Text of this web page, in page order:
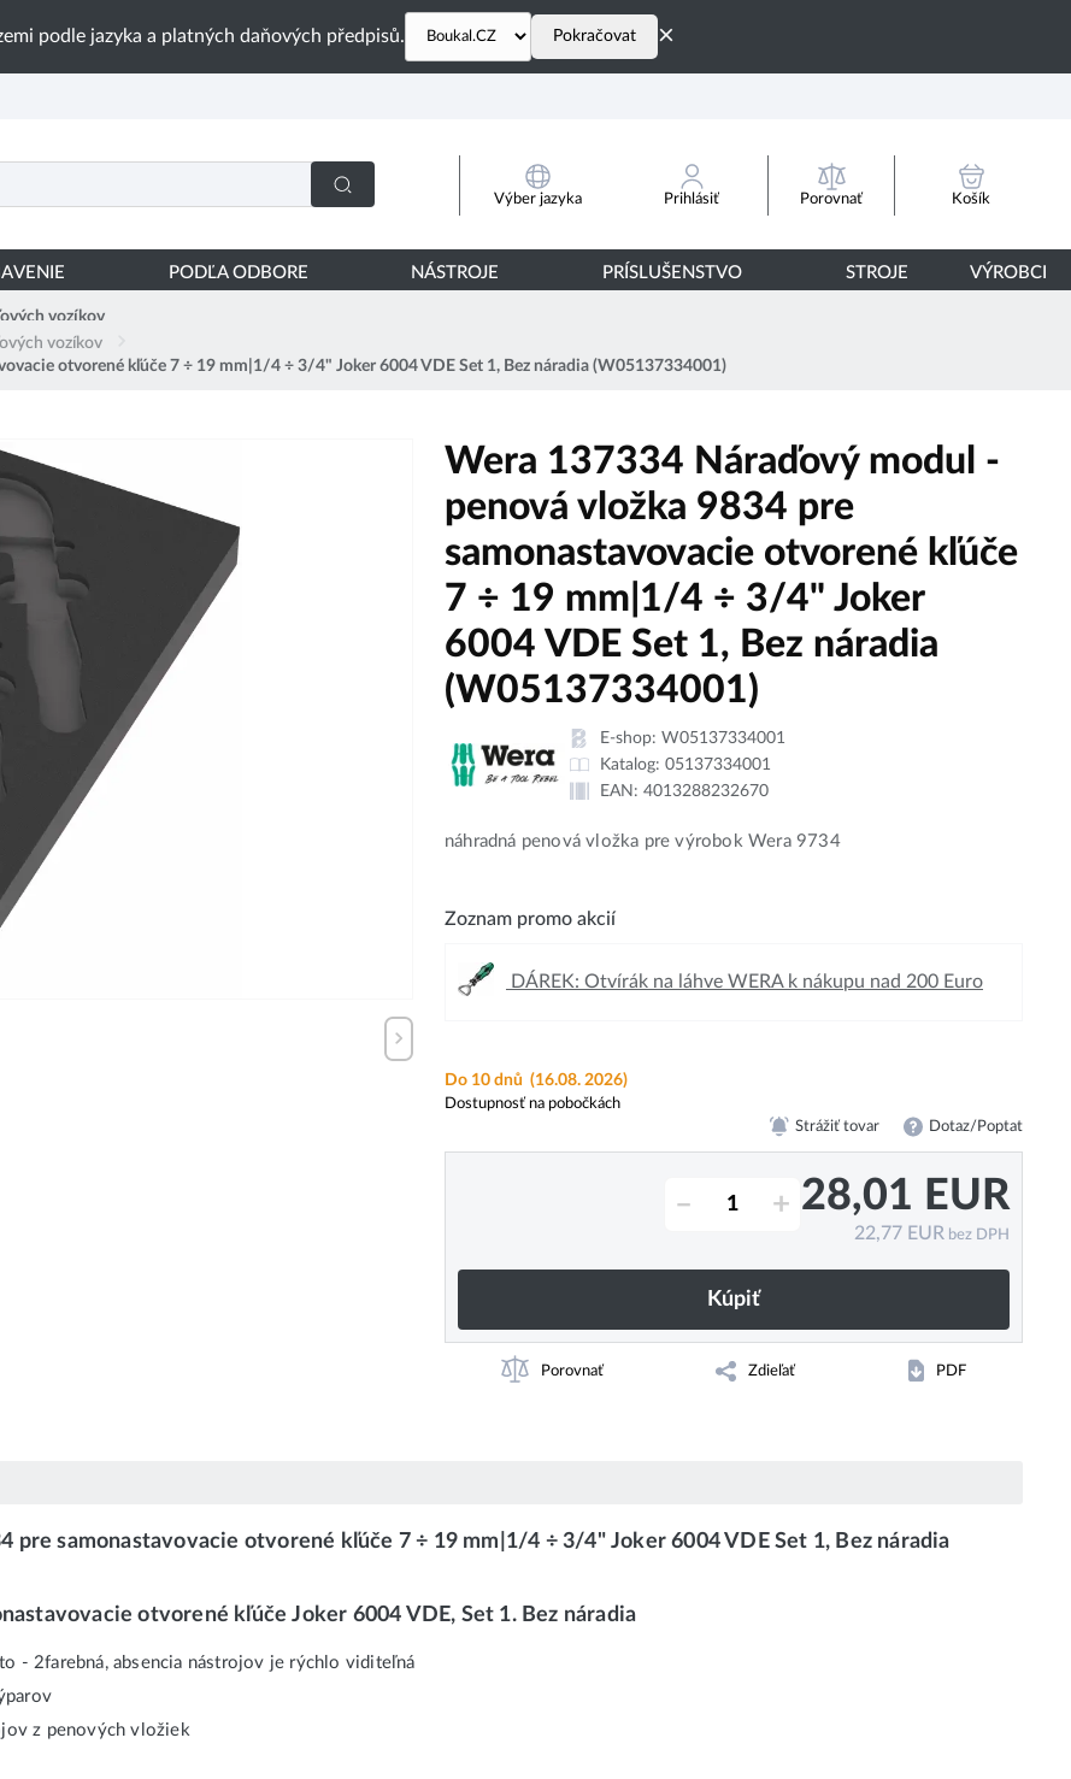
podle jazyka a platných daňových předpisů. Pokračovat ×
Výber jazyka Prihlásiť Porovnať Košík
PODĽA ODBORE NÁSTROJE PRÍSLUŠENSTVO STROJE VÝROBCI
vozíkov
vozíkov
otvorené kľúče 7 ÷ 19 mm|1/4 ÷ 3/4" Joker 6004 VDE Set 1, Bez náradia (W05137334001)
Wera 137334 Náraďový modul -
penová vložka 9834 pre
samonastavovacie otvorené kľúče
7 ÷ 19 mm|1/4 ÷ 3/4" Joker
6004 VDE Set 1, Bez náradia
(W05137334001)
E-shop: W05137334001
Katalog: 05137334001
EAN: 4013288232670
náhradná penová vložka pre výrobok Wera 9734
Zoznam promo akcií
DÁREK: Otvírák na láhve WERA k nákupu nad 200 Euro
Do 10 dnů (16.08. 2026)
Dostupnosť na pobočkách
Strážiť tovar Dotaz/Poptat
– + 28,01 EUR
22,77 EUR bez DPH
Kúpiť
Porovnať Zdieľať PDF
pre samonastavovacie otvorené kľúče 7 ÷ 19 mm|1/4 ÷ 3/4" Joker 6004 VDE Set 1, Bez náradia
otvorené kľúče Joker 6004 VDE, Set 1. Bez náradia
- 2farebná, absencia nástrojov je rýchlo viditeľná
z penových vložiek